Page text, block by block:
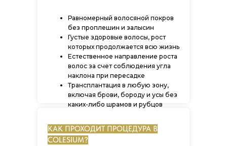
Равномерный волосяной покров
без проплешин и залысин
Густые здоровые волосы, рост
которых продолжается всю жизнь
Естественное направление роста
волос за счет соблюдения угла
наклона при пересадке
Трансплантация в любую зону,
включая брови, бороду и усы без
каких-либо шрамов и рубцов
КАК ПРОХОДИТ ПРОЦЕДУРА В
COLESIUM?